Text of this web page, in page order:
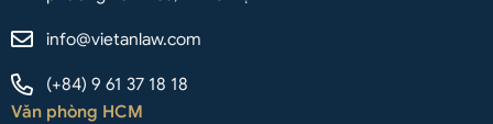
info@vietanlaw.com
(+84) 9 61 37 18 18
Văn phòng HCM